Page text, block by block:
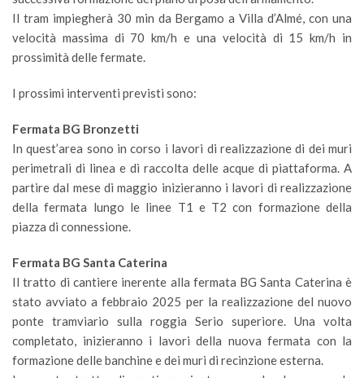
Il tram impiegherà 30 min da Bergamo a Villa d’Almé, con una
velocità massima di 70 km/h e una velocità di 15 km/h in
prossimità delle fermate.
I prossimi interventi previsti sono:
Fermata BG Bronzetti
In quest’area sono in corso i lavori di realizzazione di dei muri
perimetrali di linea e di raccolta delle acque di piattaforma. A
partire dal mese di maggio inizieranno i lavori di realizzazione
della fermata lungo le linee T1 e T2 con formazione della
piazza di connessione.
Fermata BG Santa Caterina
Il tratto di cantiere inerente alla fermata BG Santa Caterina è
stato avviato a febbraio 2025 per la realizzazione del nuovo
ponte tramviario sulla roggia Serio superiore. Una volta
completato, inizieranno i lavori della nuova fermata con la
formazione delle banchine e dei muri di recinzione esterna.